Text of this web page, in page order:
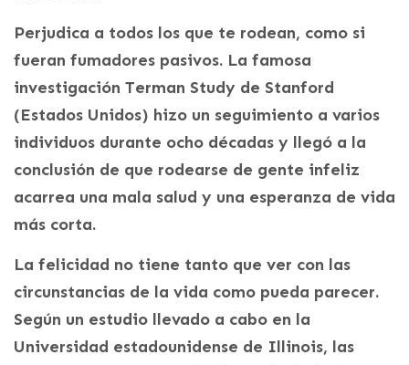
Perjudica a todos los que te rodean, como si
fueran fumadores pasivos. La famosa
investigación Terman Study de Stanford
(Estados Unidos) hizo un seguimiento a varios
individuos durante ocho décadas y llegó a la
conclusión de que rodearse de gente infeliz
acarrea una mala salud y una esperanza de vida
más corta.
La felicidad no tiene tanto que ver con las
circunstancias de la vida como pueda parecer.
Según un estudio llevado a cabo en la
Universidad estadounidense de Illinois, las